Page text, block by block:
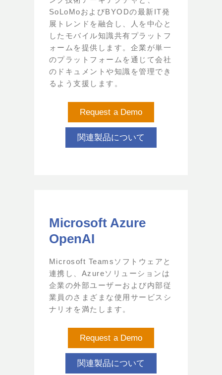
SoLoMoおよびBYODの最新IT発
展トレンドを融合し、人を中心と
したモバイル知識共有プラットフ
ォームを提供します。企業が単一
のプラットフォームを通じて会社
のドキュメントや知識を管理でき
るよう支援します。
Request a Demo
関連製品について
Microsoft Azure
OpenAI
Microsoft Teamsソフトウェアと
連携し、Azureソリューションは
企業の外部ユーザーおよび内部従
業員のさまざまな使用サービスシ
ナリオを満たします。
Request a Demo
関連製品について